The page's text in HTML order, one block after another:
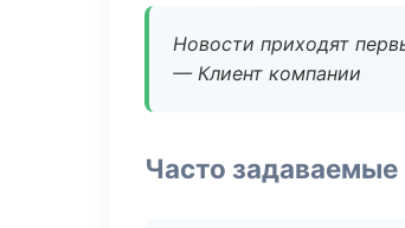
Новости приходят
— Клиент компании
Часто